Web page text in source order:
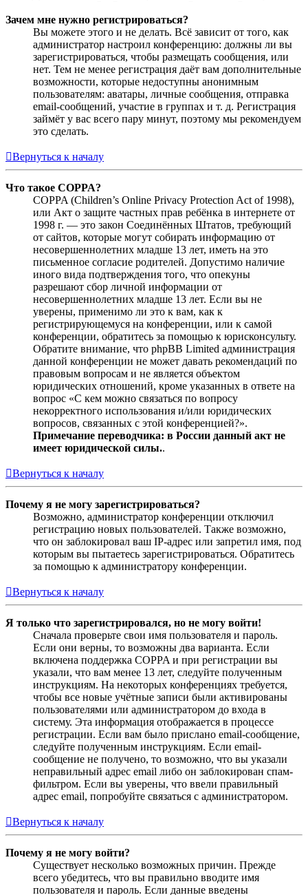
Зачем мне нужно регистрироваться?
Вы можете этого и не делать. Всё зависит от того, как
администратор настроил конференцию: должны ли вы
зарегистрироваться, чтобы размещать сообщения, или
нет. Тем не менее регистрация даёт вам дополнительные
возможности, которые недоступны анонимным
пользователям: аватары, личные сообщения, отправка
email-сообщений, участие в группах и т. д. Регистрация
займёт у вас всего пару минут, поэтому мы рекомендуем
это сделать.
Вернуться к началу
Что такое COPPA?
COPPA (Children’s Online Privacy Protection Act of 1998),
или Акт о защите частных прав ребёнка в интернете от
1998 г. — это закон Соединённых Штатов, требующий
от сайтов, которые могут собирать информацию от
несовершеннолетних младше 13 лет, иметь на это
письменное согласие родителей. Допустимо наличие
иного вида подтверждения того, что опекуны
разрешают сбор личной информации от
несовершеннолетних младше 13 лет. Если вы не
уверены, применимо ли это к вам, как к
регистрирующемуся на конференции, или к самой
конференции, обратитесь за помощью к юрисконсульту.
Обратите внимание, что phpBB Limited администрация
данной конференции не может давать рекомендаций по
правовым вопросам и не является объектом
юридических отношений, кроме указанных в ответе на
вопрос «С кем можно связаться по вопросу
некорректного использования и/или юридических
вопросов, связанных с этой конференцией?».
Примечание переводчика: в России данный акт не
имеет юридической силы..
Вернуться к началу
Почему я не могу зарегистрироваться?
Возможно, администратор конференции отключил
регистрацию новых пользователей. Также возможно,
что он заблокировал ваш IP-адрес или запретил имя, под
которым вы пытаетесь зарегистрироваться. Обратитесь
за помощью к администратору конференции.
Вернуться к началу
Я только что зарегистрировался, но не могу войти!
Сначала проверьте свои имя пользователя и пароль.
Если они верны, то возможны два варианта. Если
включена поддержка COPPA и при регистрации вы
указали, что вам менее 13 лет, следуйте полученным
инструкциям. На некоторых конференциях требуется,
чтобы все новые учётные записи были активированы
пользователями или администратором до входа в
систему. Эта информация отображается в процессе
регистрации. Если вам было прислано email-сообщение,
следуйте полученным инструкциям. Если email-
сообщение не получено, то возможно, что вы указали
неправильный адрес email либо он заблокирован спам-
фильтром. Если вы уверены, что ввели правильный
адрес email, попробуйте связаться с администратором.
Вернуться к началу
Почему я не могу войти?
Существует несколько возможных причин. Прежде
всего убедитесь, что вы правильно вводите имя
пользователя и пароль. Если данные введены